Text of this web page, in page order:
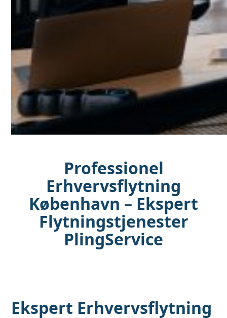
Professionel
Erhvervsflytning
København – Ekspert
Flytningstjenester
PlingService
Ekspert Erhvervsflytning